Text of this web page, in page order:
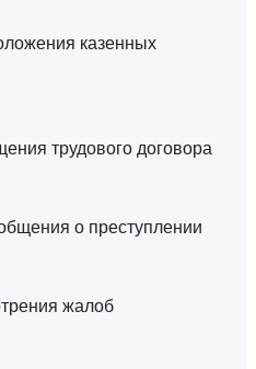
казенных
трудового договора
о преступлении
жалоб